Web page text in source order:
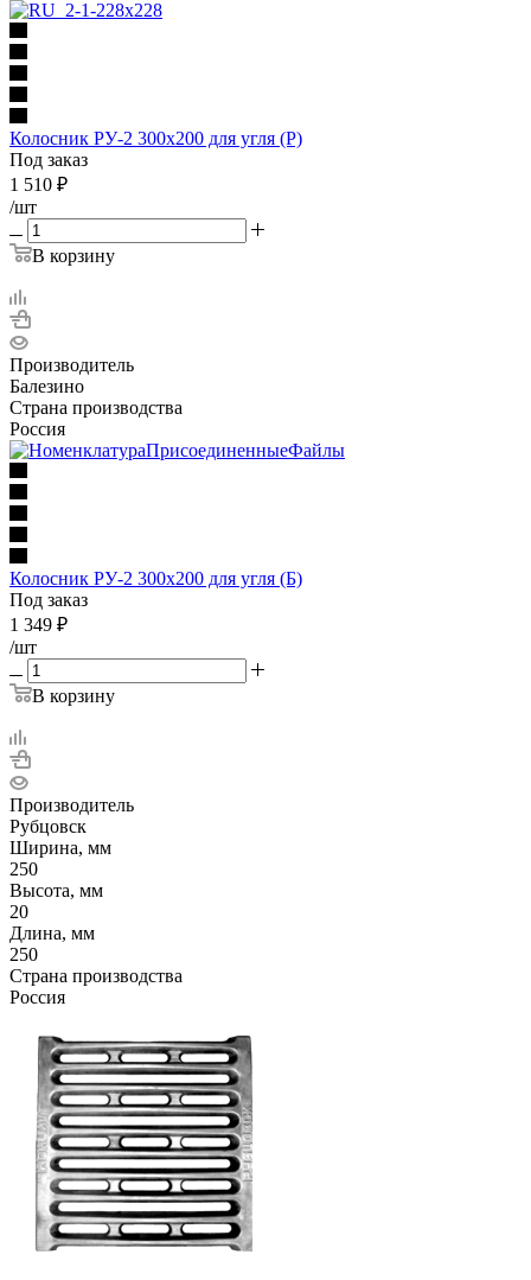
Колосник РУ-2 300х200 для угля (Р)
Под заказ
1 510 ₽
/шт
В корзину
Производитель
Балезино
Страна производства
Россия
Колосник РУ-2 300х200 для угля (Б)
Под заказ
1 349 ₽
/шт
В корзину
Производитель
Рубцовск
Ширина, мм
250
Высота, мм
20
Длина, мм
250
Страна производства
Россия